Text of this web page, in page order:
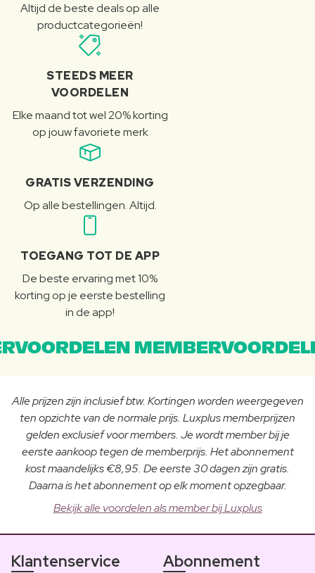
Altijd de beste deals op alle
productcategorieën!
STEEDS MEER
VOORDELEN
Elke maand tot wel 20% korting
op jouw favoriete merk
GRATIS VERZENDING
Op alle bestellingen. Altijd.
TOEGANG TOT DE APP
De beste ervaring met 10%
korting op je eerste bestelling
in de app!
Alle prijzen zijn inclusief btw. Kortingen worden weergegeven
ten opzichte van de normale prijs. Luxplus memberprijzen
gelden exclusief voor members. Je wordt member bij je
eerste aankoop tegen de memberprijs. Het abonnement
kost maandelijks €8,95. De eerste 30 dagen zijn gratis.
Daarna is het abonnement op elk moment opzegbaar.
Bekijk alle voordelen als member bij Luxplus
Klantenservice Abonnement